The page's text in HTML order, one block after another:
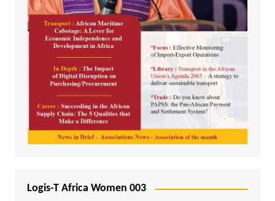
Logis-T Africa Women 003